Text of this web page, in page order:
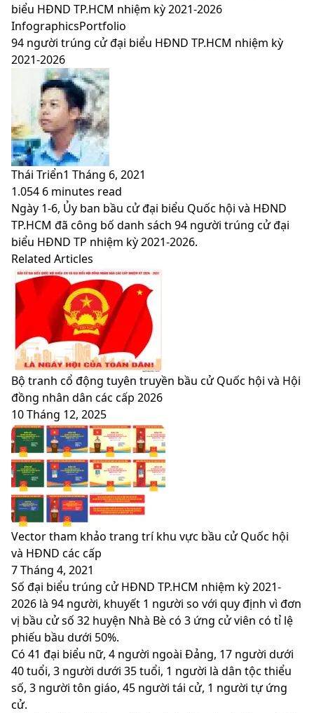
skin
biểu HĐND TP.HCM nhiệm kỳ 2021-2026
InfographicsPortfolio
94 người trúng cử đại biểu HĐND TP.HCM nhiệm kỳ
2021-2026
Thái Triển1 Tháng 6, 2021
1.054 6 minutes read
Facebook
X
LinkedIn
Pinterest
Messenger
Messenger
WhatsApp
Telegram
Viber
Share
via
Email
Print
Ngày 1-6, Ủy ban bầu cử đại biểu Quốc hội và HĐND
TP.HCM đã công bố danh sách 94 người trúng cử đại
biểu HĐND TP nhiệm kỳ 2021-2026.
Related Articles
Bộ tranh cổ động tuyên truyền bầu cử Quốc hội và Hội
đồng nhân dân các cấp 2026
10 Tháng 12, 2025
Vector tham khảo trang trí khu vực bầu cử Quốc hội
và HĐND các cấp
7 Tháng 4, 2021
Số đại biểu trúng cử HĐND TP.HCM nhiệm kỳ 2021-
2026 là 94 người, khuyết 1 người so với quy định vì đơn
vị bầu cử số 32 huyện Nhà Bè có 3 ứng cử viên có tỉ lệ
phiếu bầu dưới 50%.
Có 41 đại biểu nữ, 4 người ngoài Đảng, 17 người dưới
40 tuổi, 3 người dưới 35 tuổi, 1 người là dân tộc thiểu
số, 3 người tôn giáo, 45 người tái cử, 1 người tự ứng
cử.